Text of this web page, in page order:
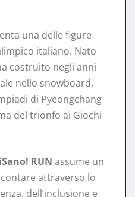
una delle figure
italiano. Nato
costruito negli anni
nello snowboard,
di Pyeongchang
del trionfo ai Giochi
RUN assume un
attraverso lo
dell’inclusione e